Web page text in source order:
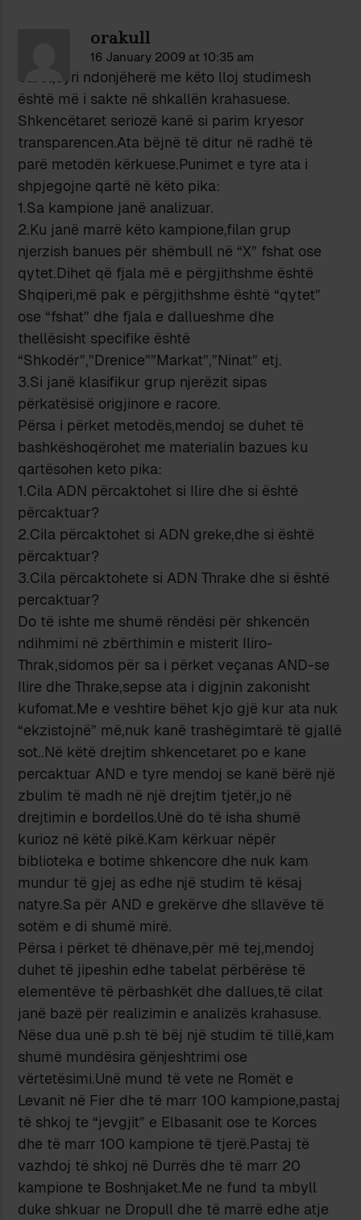
orakull
16 January 2009 at 10:35 am
Varet,syri ndonjëherë me këto lloj studimesh
është më i sakte në shkallën krahasuese.
Shkencëtaret seriozë kanë si parim kryesor
transparencen.Ata bëjnë të ditur në radhë të
parë metodën kërkuese.Punimet e tyre ata i
shpjegojne qartë në këto pika:
1.Sa kampione janë analizuar.
2.Ku janë marrë këto kampione,filan grup
njerzish banues për shëmbull në “X” fshat ose
qytet.Dihet që fjala më e përgjithshme është
Shqiperi,më pak e përgjithshme është “qytet”
ose “fshat” dhe fjala e dallueshme dhe
thellësisht specifike është
“Shkodër”,”Drenice””Markat”,”Ninat” etj.
3.Si janë klasifikur grup njerëzit sipas
përkatësisë origjinore e racore.
Përsa i përket metodës,mendoj se duhet të
bashkëshoqërohet me materialin bazues ku
qartësohen keto pika:
1.Cila ADN përcaktohet si Ilire dhe si është
përcaktuar?
2.Cila përcaktohet si ADN greke,dhe si është
përcaktuar?
3.Cila përcaktohete si ADN Thrake dhe si është
percaktuar?
Do të ishte me shumë rëndësi për shkencën
ndihmimi në zbërthimin e misterit Iliro-
Thrak,sidomos për sa i përket veçanas AND-se
Ilire dhe Thrake,sepse ata i digjnin zakonisht
kufomat.Me e veshtire bëhet kjo gjë kur ata nuk
“ekzistojnë” më,nuk kanë trashëgimtarë të gjallë
sot..Në këtë drejtim shkencetaret po e kane
percaktuar AND e tyre mendoj se kanë bërë një
zbulim të madh në një drejtim tjetër,jo në
drejtimin e bordellos.Unë do të isha shumë
kurioz në këtë pikë.Kam kërkuar nëpër
biblioteka e botime shkencore dhe nuk kam
mundur të gjej as edhe një studim të kësaj
natyre.Sa për AND e grekërve dhe sllavëve të
sotëm e di shumë mirë.
Përsa i përket të dhënave,për më tej,mendoj
duhet të jipeshin edhe tabelat përbërëse të
elementëve të përbashkët dhe dallues,të cilat
janë bazë për realizimin e analizës krahasuse.
Nëse dua unë p.sh të bëj një studim të tillë,kam
shumë mundësira gënjeshtrimi ose
vërtetësimi.Unë mund të vete ne Romët e
Levanit në Fier dhe të marr 100 kampione,pastaj
të shkoj te “jevgjit” e Elbasanit ose te Korces
dhe të marr 100 kampione të tjerë.Pastaj të
vazhdoj të shkoj në Durrës dhe të marr 20
kampione te Boshnjaket.Me ne fund ta mbyll
duke shkuar ne Dropull dhe të marrë edhe atje